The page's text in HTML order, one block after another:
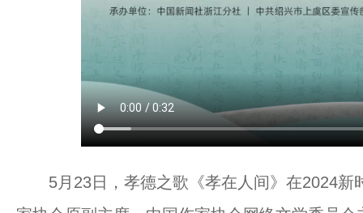
5月23日，孝德之歌《孝在人间》在2024新